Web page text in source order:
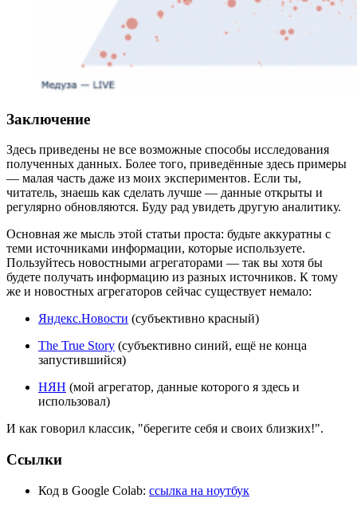
Заключение
Здесь приведены не все возможные способы исследования
полученных данных. Более того, приведённые здесь примеры
— малая часть даже из моих экспериментов. Если ты,
читатель, знаешь как сделать лучше — данные открыты и
регулярно обновляются. Буду рад увидеть другую аналитику.
Основная же мысль этой статьи проста: будьте аккуратны с
теми источниками информации, которые используете.
Пользуйтесь новостными агрегаторами — так вы хотя бы
будете получать информацию из разных источников. К тому
же и новостных агрегаторов сейчас существует немало:
Яндекс.Новости (субъективно красный)
The True Story (субъективно синий, ещё не конца
запустившийся)
НЯН (мой агрегатор, данные которого я здесь и
использовал)
И как говорил классик, "берегите себя и своих близких!".
Ссылки
Код в Google Colab: ссылка на ноутбук